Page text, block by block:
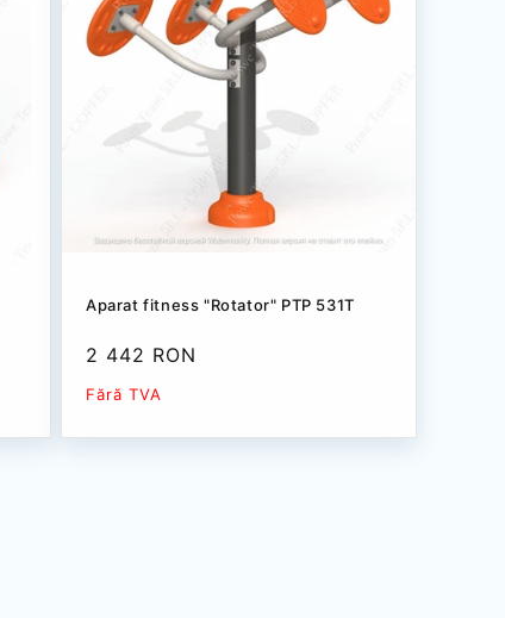
Aparat fitness "Rotator" PTP 531Т
Preț
redus
2 442 RON
Fără TVA